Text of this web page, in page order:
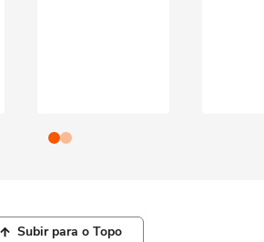
Subir para o Topo